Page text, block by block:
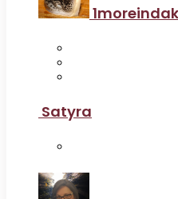
Satyra